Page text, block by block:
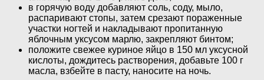
в горячую воду добавляют соль, соду, мыло,
распаривают стопы, затем срезают пораженные
участки ногтей и накладывают пропитанную
яблочным уксусом марлю, закрепляют бинтом;
положите свежее куриное яйцо в 150 мл уксусной
кислоты, дождитесь растворения, добавьте 100 г
масла, взбейте в пасту, наносите на ночь.